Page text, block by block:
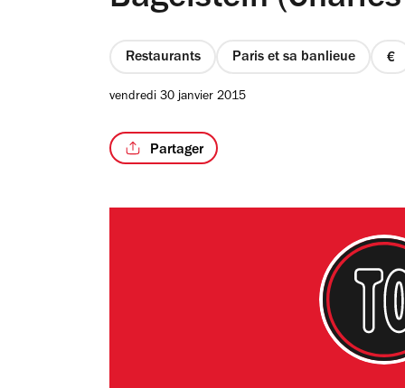
Restaurants Paris et sa banlieue
prix
vendredi 30 janvier 2015
Partager